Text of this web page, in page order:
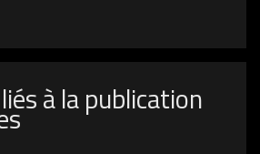
à la publication